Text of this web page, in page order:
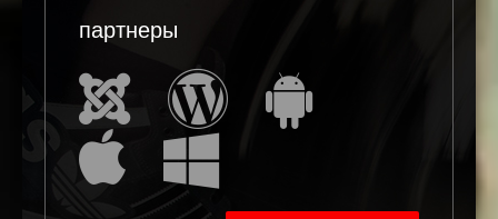
партнеры